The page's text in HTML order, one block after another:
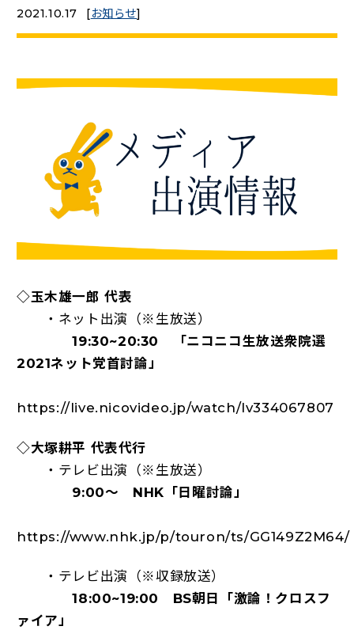
Go!Go!こくみんストア（新しいタブで開く）
こくみんオンラインスクール（新しいタブで開く）
二次創作ガイドライン （新しいタブで開く）
プライバシーポリシー
特定商取引法に基づく表記
2021.10.17 [お知らせ]
◇玉木雄一郎 代表
・ネット出演（※生放送）
19:30~20:30 「ニコニコ生放送衆院選
2021ネット党首討論」
https://live.nicovideo.jp/watch/lv334067807
◇大塚耕平 代表代行
・テレビ出演（※生放送）
9:00～ NHK「日曜討論」
https://www.nhk.jp/p/touron/ts/GG149Z2M64/
・テレビ出演（※収録放送）
18:00~19:00 BS朝日「激論！クロスフ
ァイア」